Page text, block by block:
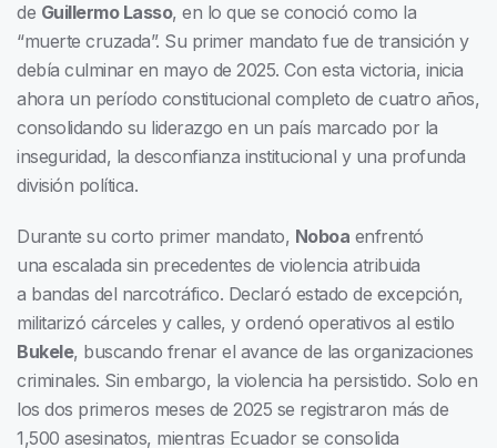
de Guillermo Lasso, en lo que se conoció como la
“muerte cruzada”. Su primer mandato fue de transición y
debía culminar en mayo de 2025. Con esta victoria, inicia
ahora un período constitucional completo de cuatro años,
consolidando su liderazgo en un país marcado por la
inseguridad, la desconfianza institucional y una profunda
división política.
Durante su corto primer mandato, Noboa enfrentó
una escalada sin precedentes de violencia atribuida
a bandas del narcotráfico. Declaró estado de excepción,
militarizó cárceles y calles, y ordenó operativos al estilo
Bukele, buscando frenar el avance de las organizaciones
criminales. Sin embargo, la violencia ha persistido. Solo en
los dos primeros meses de 2025 se registraron más de
1,500 asesinatos, mientras Ecuador se consolida